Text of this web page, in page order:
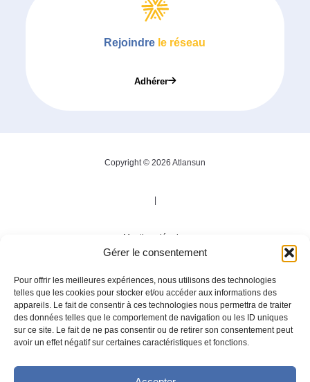
Gérer le consentement
Pour offrir les meilleures expériences, nous utilisons des technologies
telles que les cookies pour stocker et/ou accéder aux informations des
appareils. Le fait de consentir à ces technologies nous permettra de traiter
des données telles que le comportement de navigation ou les ID uniques
sur ce site. Le fait de ne pas consentir ou de retirer son consentement peut
avoir un effet négatif sur certaines caractéristiques et fonctions.
Rejoindre le réseau
Adhérer
Copyright © 2026 Atlansun
|
Mentions légales
Politique de confidentialité